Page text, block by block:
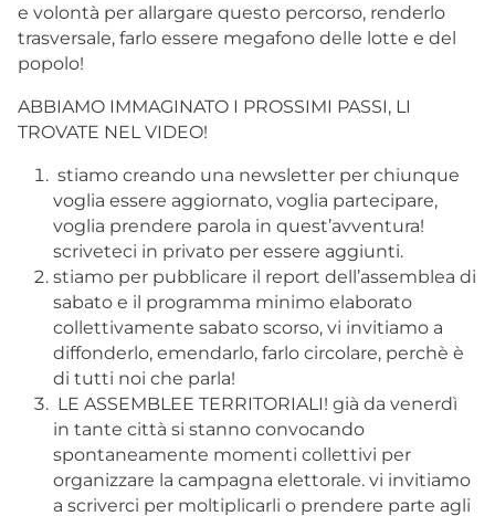
e volontà per allargare questo percorso, renderlo
trasversale, farlo essere megafono delle lotte e del
popolo!
ABBIAMO IMMAGINATO I PROSSIMI PASSI, LI
TROVATE NEL VIDEO!
stiamo creando una newsletter per chiunque
voglia essere aggiornato, voglia partecipare,
voglia prendere parola in quest’avventura!
scriveteci in privato per essere aggiunti.
stiamo per pubblicare il report dell’assemblea di
sabato e il programma minimo elaborato
collettivamente sabato scorso, vi invitiamo a
diffonderlo, emendarlo, farlo circolare, perchè è
di tutti noi che parla!
LE ASSEMBLEE TERRITORIALI! già da venerdì
in tante città si stanno convocando
spontaneamente momenti collettivi per
organizzare la campagna elettorale. vi invitiamo
a scriverci per moltiplicarli o prendere parte agli